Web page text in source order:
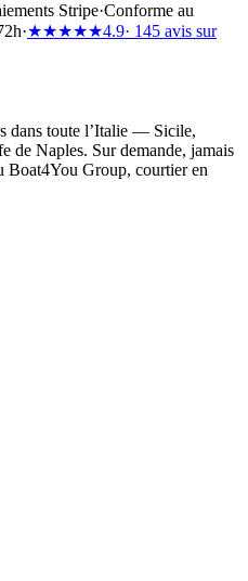
Stripe·Conforme au
·★★★★★4.9· 145 avis sur
dans toute l’Italie — Sicile,
de Naples. Sur demande, jamais
Boat4You Group, courtier en